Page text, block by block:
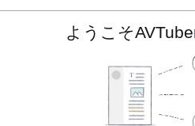
ようこそ